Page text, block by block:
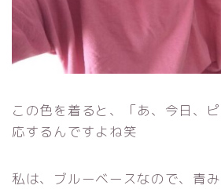
この色を着ると、「あ、今日、
応するんですよね笑
私は、ブルーベースなので、青